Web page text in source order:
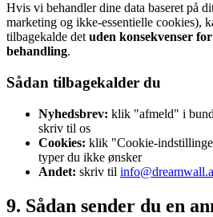
Hvis vi behandler dine data baseret på
marketing og ikke-essentielle cookies),
tilbagekalde det uden konsekvenser
behandling.
Sådan tilbagekalder du
Nyhedsbrev: klik "afmeld" i
skriv til os
Cookies: klik "Cookie-
typer du ikke ønsker
Andet: skriv til
9. Sådan sender du en